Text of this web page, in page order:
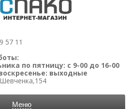
57 11
по пятницу: с 9-00 до 16-00
выходные
Меню